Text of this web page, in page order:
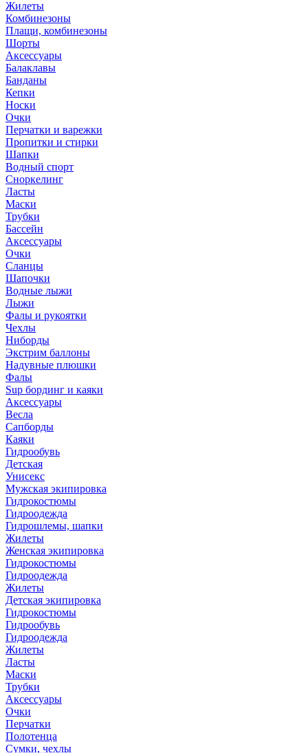
Жилеты
Комбинезоны
Плащи, комбинезоны
Шорты
Аксессуары
Балаклавы
Банданы
Кепки
Носки
Очки
Перчатки и варежки
Пропитки и стирки
Шапки
Водный спорт
Сноркелинг
Ласты
Маски
Трубки
Бассейн
Аксессуары
Очки
Сланцы
Шапочки
Водные лыжи
Лыжи
Фалы и рукоятки
Чехлы
Ниборды
Экстрим баллоны
Надувные плюшки
Фалы
Sup бординг и каяки
Аксессуары
Весла
Сапборды
Каяки
Гидрообувь
Детская
Унисекс
Мужская экипировка
Гидрокостюмы
Гидроодежда
Гидрошлемы, шапки
Жилеты
Женская экипировка
Гидрокостюмы
Гидроодежда
Жилеты
Детская экипировка
Гидрокостюмы
Гидрообувь
Гидроодежда
Жилеты
Ласты
Маски
Трубки
Аксессуары
Очки
Перчатки
Полотенца
Сумки, чехлы